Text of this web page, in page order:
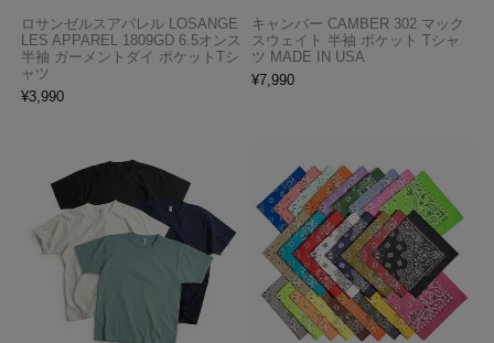
ロサンゼルスアパレル LOSANGE
LES APPAREL 1809GD 6.5オンス
半袖 ガーメントダイ ポケットTシ
ャツ
¥3,990
キャンバー CAMBER 302 マック
スウェイト 半袖 ポケット Tシャ
ツ MADE IN USA
¥7,990